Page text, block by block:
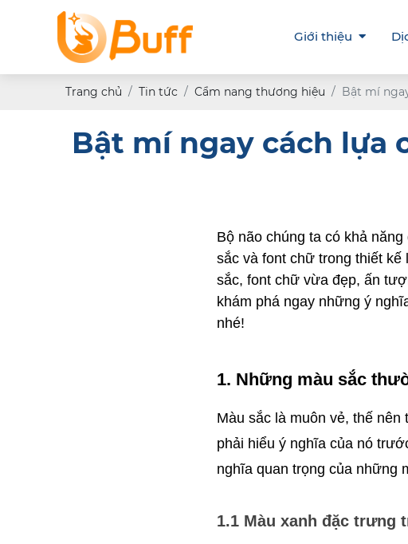
Giới thiệu
Trang chủ Tin tức Cẩm nang thương hiệu Bật mí
Bật mí ngay cách lựa
Bộ não chúng ta có khả
sắc và font chữ trong thiết
sắc, font chữ vừa đẹp, ấn
khám phá ngay những ý
nhé!
1. Những màu sắc
Màu sắc là muôn vẻ, thế
phải hiểu ý nghĩa của nó
nghĩa quan trọng của những
1.1 Màu xanh đặc trưng